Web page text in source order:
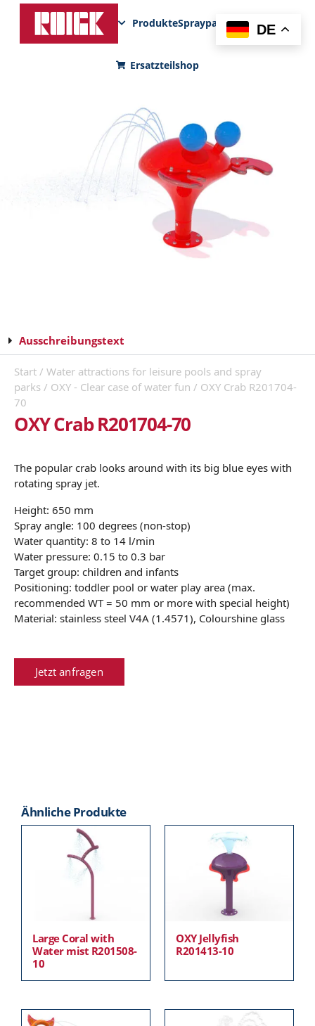
ProdukteSprayparksFunPadNews
Ersatzteilshop
Ausschreibungstext
Start / Water attractions for leisure pools and spray
parks / OXY - Clear case of water fun / OXY Crab R201704-
70
OXY Crab R201704-70
The popular crab looks around with its big blue eyes with
rotating spray jet.
Height: 650 mm
Spray angle: 100 degrees (non-stop)
Water quantity: 8 to 14 l/min
Water pressure: 0.15 to 0.3 bar
Target group: children and infants
Positioning: toddler pool or water play area (max.
recommended WT = 50 mm or more with special height)
Material: stainless steel V4A (1.4571), Colourshine glass
Jetzt anfragen
Ähnliche Produkte
Large Coral with
Water mist R201508-
10
OXY Jellyfish
R201413-10
DE